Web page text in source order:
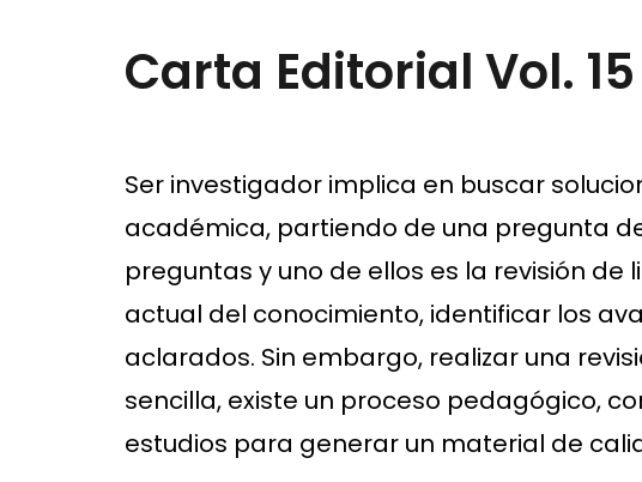
Carta Editorial Vol. 15
Ser investigador implica en buscar
académica, partiendo de una pregunta
preguntas y uno de ellos es la revisión
actual del conocimiento, identificar los
aclarados. Sin embargo, realizar una
sencilla, existe un proceso pedagógico,
estudios para generar un material de